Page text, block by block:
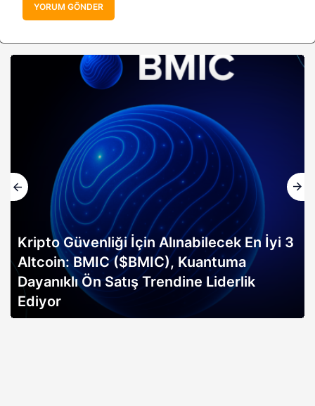
YORUM GÖNDER
İçin Alınabilecek En İyi 3
Kuantuma
Trendine Liderlik
Altın rallisi,
erken sinyali
açıklıyor…